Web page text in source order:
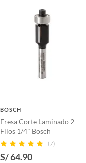
BOSCH
Fresa Corte Laminado 2
Filos 1/4" Bosch
(7)
S/ 64.90